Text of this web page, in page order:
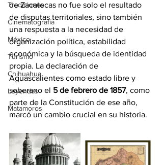
Tradiciones
Cinematografía
México
Turismo
Chihuahua
Leyendas
Matamoros
de Zacatecas no fue solo el resultado
de disputas territoriales, sino también
una respuesta a la necesidad de
organización política, estabilidad
económica y la búsqueda de identidad
propia. La declaración de
Aguascalientes como estado libre y
soberano el 5 de febrero de 1857, como
parte de la Constitución de ese año,
marcó un cambio crucial en su historia.